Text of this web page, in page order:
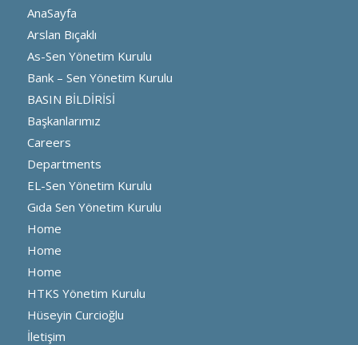
AnaSayfa
Arslan Bıçaklı
As-Sen Yönetim Kurulu
Bank – Sen Yönetim Kurulu
BASIN BİLDİRİSİ
Başkanlarımız
Careers
Departments
EL-Sen Yönetim Kurulu
Gıda Sen Yönetim Kurulu
Home
Home
Home
HTKS Yönetim Kurulu
Hüseyin Curcioğlu
İletişim